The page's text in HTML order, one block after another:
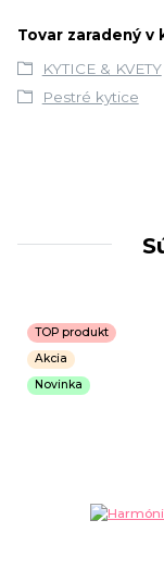
Tovar zaradený
KYTICE & KVETY
Pestré kytice
TOP produkt
Akcia
Novinka